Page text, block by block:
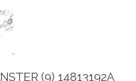
(9) 14813192A